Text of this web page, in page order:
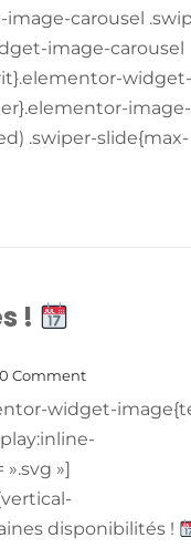
carousel
image-carousel
widget-
image-
.swiper-slide{max-
!
0 Comment
widget-
»]
disponibilités !